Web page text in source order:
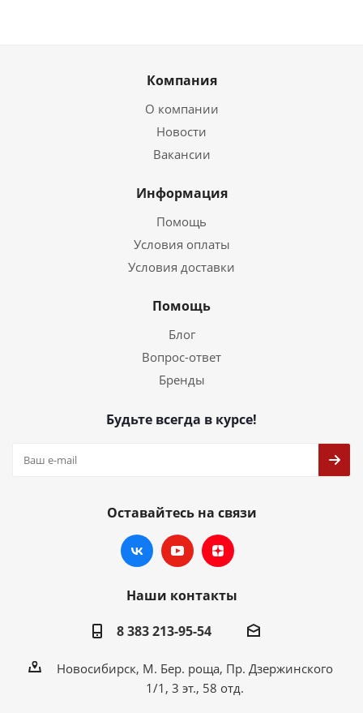
Компания
О компании
Новости
Вакансии
Информация
Помощь
Условия оплаты
Условия доставки
Помощь
Блог
Вопрос-ответ
Бренды
Будьте всегда в курсе!
Оставайтесь на связи
Наши контакты
8 383 213-95-54
Новосибирск, М. Бер. роща, Пр. Дзержинского
1/1, 3 эт., 58 отд.